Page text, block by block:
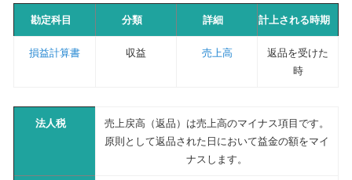
勘定科目 分類 詳細 計上される時期
損益計算書 収益 売上高
返品を受けた
時
法人税
売上戻高（返品）は売上高のマイナス項目です。
原則として返品された日において益金の額をマイ
ナスします。